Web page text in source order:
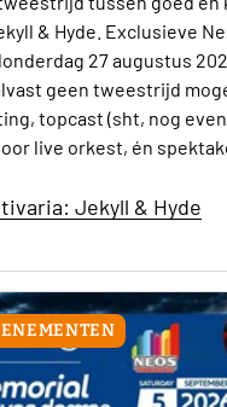
& Hyde. Exclusieve
27 augustus
geen tweestrijd
topcast (sht, nog
live orkest, én
Jekyll & Hyde